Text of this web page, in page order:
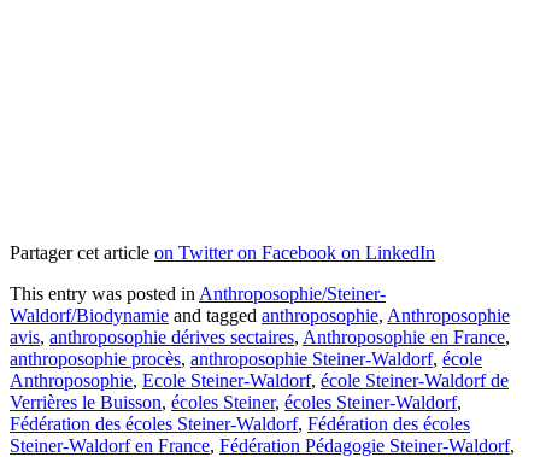
Partager cet article on Twitter on Facebook on LinkedIn
This entry was posted inAnthroposophie/Steiner-
Waldorf/Biodynamie and tagged anthroposophie, Anthroposophie
avis, anthroposophie dérives sectaires, Anthroposophie en France,
anthroposophie procès, anthroposophie Steiner-Waldorf, école
Anthroposophie, Ecole Steiner-Waldorf, école Steiner-Waldorf de
Verrières le Buisson, écoles Steiner, écoles Steiner-Waldorf,
Fédération des écoles Steiner-Waldorf, Fédération des écoles
Steiner-Waldorf en France, Fédération Pédagogie Steiner-Waldorf,